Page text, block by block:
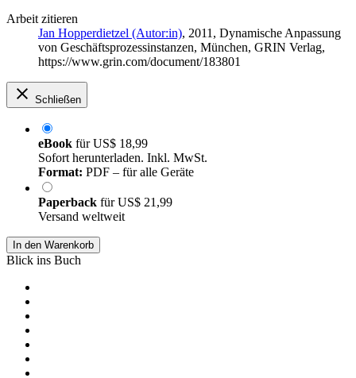
Arbeit zitieren
Jan Hopperdietzel (Autor:in), 2011, Dynamische Anpassung
von Geschäftsprozessinstanzen, München, GRIN Verlag,
https://www.grin.com/document/183801
Schließen
eBook fürUS$ 18,99
Sofort herunterladen. Inkl. MwSt.
Format: PDF – für alle Geräte
Paperback fürUS$ 21,99
Versand weltweit
In den Warenkorb
Blick ins Buch